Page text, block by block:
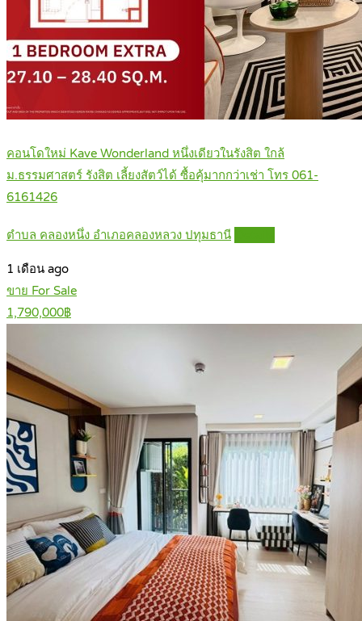
คอนโดใหม่ Kave Wonderland หนึ่งเดียวในรังสิต ใกล้
ม.ธรรมศาสตร์ รังสิต เลี้ยงสัตว์ได้ ซื้อคุ้มากกว่าเช่า โทร 061-
6161426
ตำบล คลองหนึ่ง อำเภอคลองหลวง ปทุมธานี
1 เดือน ago
ขาย For Sale
1,790,000฿